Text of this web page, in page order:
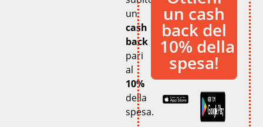
un
cash
back
pari
al
10%
della
spesa.
un cash
back del
10% della
spesa!